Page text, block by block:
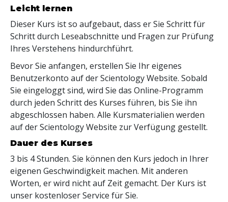
Leicht lernen
Dieser Kurs ist so aufgebaut, dass er Sie Schritt für
Schritt durch Leseabschnitte und Fragen zur Prüfung
Ihres Verstehens hindurchführt.
Bevor Sie anfangen, erstellen Sie Ihr eigenes
Benutzerkonto auf der Scientology Website. Sobald
Sie eingeloggt sind, wird Sie das Online-Programm
durch jeden Schritt des Kurses führen, bis Sie ihn
abgeschlossen haben. Alle Kursmaterialien werden
auf der Scientology Website zur Verfügung gestellt.
Dauer des Kurses
3 bis 4 Stunden. Sie können den Kurs jedoch in Ihrer
eigenen Geschwindigkeit machen. Mit anderen
Worten, er wird nicht auf Zeit gemacht. Der Kurs ist
unser kostenloser Service für Sie.